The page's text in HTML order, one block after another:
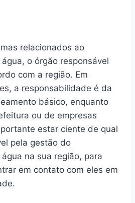
relacionados ao
o órgão responsável
com a região. Em
a responsabilidade é da
básico, enquanto
ou de empresas
estar ciente de qual
pela gestão do
na sua região, para
em contato com eles em